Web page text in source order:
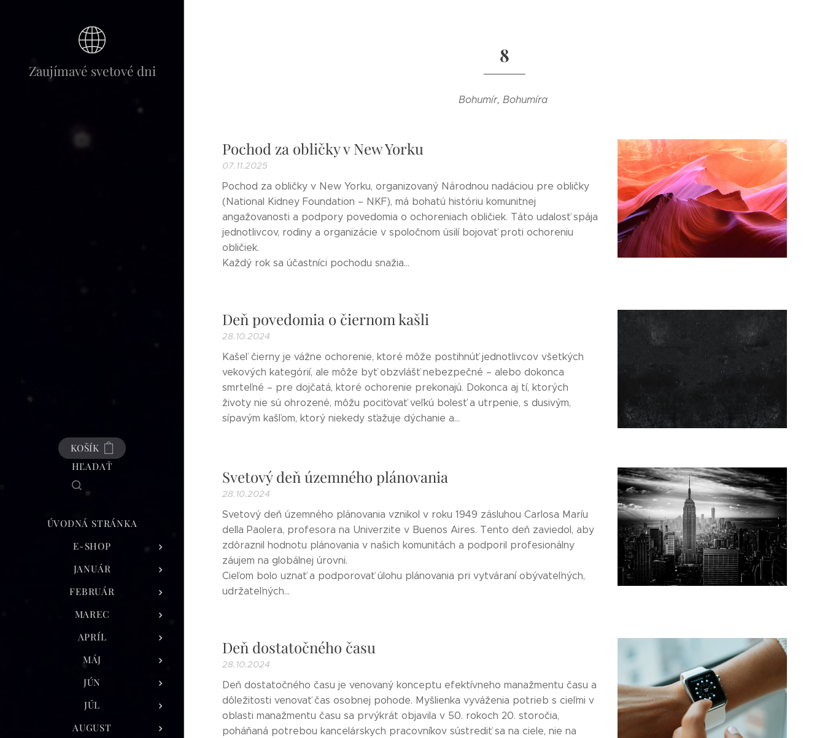
Zaujímavé svetové dni
KOŠÍK
HĽADAŤ
ÚVODNÁ STRÁNKA
E-SHOP
JANUÁR
FEBRUÁR
MAREC
APRÍL
MÁJ
JÚN
JÚL
AUGUST
8
Bohumír, Bohumíra
Pochod za obličky v New Yorku
07.11.2025
Pochod za obličky v New Yorku, organizovaný Národnou nadáciou pre obličky
(National Kidney Foundation – NKF), má bohatú históriu komunitnej
angažovanosti a podpory povedomia o ochoreniach obličiek. Táto udalosť spája
jednotlivcov, rodiny a organizácie v spoločnom úsilí bojovať proti ochoreniu
obličiek.
Každý rok sa účastníci pochodu snažia...
Deň povedomia o čiernom kašli
28.10.2024
Kašeľ čierny je vážne ochorenie, ktoré môže postihnúť jednotlivcov všetkých
vekových kategórií, ale môže byť obzvlášť nebezpečné – alebo dokonca
smrteľné – pre dojčatá, ktoré ochorenie prekonajú. Dokonca aj tí, ktorých
životy nie sú ohrozené, môžu pociťovať veľkú bolesť a utrpenie, s dusivým,
sípavým kašľom, ktorý niekedy sťažuje dýchanie a...
Svetový deň územného plánovania
28.10.2024
Svetový deň územného plánovania vznikol v roku 1949 zásluhou Carlosa Maríu
della Paolera, profesora na Univerzite v Buenos Aires. Tento deň zaviedol, aby
zdôraznil hodnotu plánovania v našich komunitách a podporil profesionálny
záujem na globálnej úrovni.
Cieľom bolo uznať a podporovať úlohu plánovania pri vytváraní obývateľných,
udržateľných...
Deň dostatočného času
28.10.2024
Deň dostatočného času je venovaný konceptu efektívneho manažmentu času a
dôležitosti venovať čas osobnej pohode. Myšlienka vyváženia potrieb s cieľmi v
oblasti manažmentu času sa prvýkrát objavila v 50. rokoch 20. storočia,
poháňaná potrebou kancelárskych pracovníkov sústrediť sa na ciele, nie na